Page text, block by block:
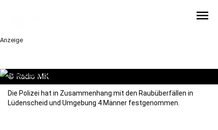
menu
Anzeige
© Radio MK
Die Polizei hat in Zusammenhang mit den Raubüberfällen in
Lüdenscheid und Umgebung 4 Männer festgenommen.